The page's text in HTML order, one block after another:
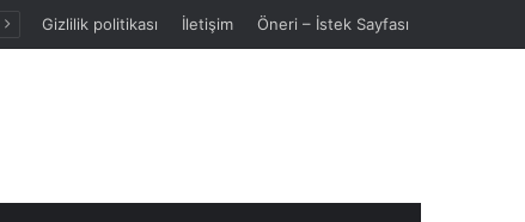
Gizlilik politikası İletişim Öneri – İstek Sayfası